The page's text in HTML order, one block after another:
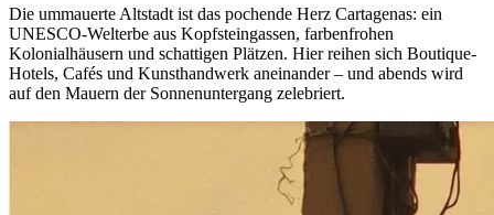
Die ummauerte Altstadt ist das pochende Herz Cartagenas: ein
UNESCO-Welterbe aus Kopfsteingassen, farbenfrohen
Kolonialhäusern und schattigen Plätzen. Hier reihen sich Boutique-
Hotels, Cafés und Kunsthandwerk aneinander – und abends wird
auf den Mauern der Sonnenuntergang zelebriert.